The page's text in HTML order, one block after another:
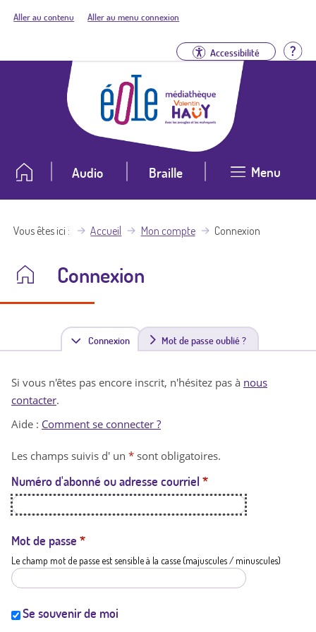
Aller au contenu Aller au menu connexion
Accessibilité
Audio Braille Menu
Vous êtes ici Accueil Mon compte Connexion
Connexion
Connexion(
n
t
a
t
i
Mot de passe oublié ?
Si vous n'êtes pas encore inscrit, n'hésitez pas à nous
contacter.
Aide : Comment se connecter ?
Les champs suivis d' un * sont obligatoires.
Numéro d'abonné ou adresse courriel *
Mot de passe *
Le champ mot de passe est sensible à la casse (majuscules / minuscules)
Se souvenir de moi